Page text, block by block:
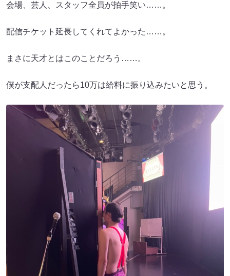
会場、芸人、スタッフ全員が拍手笑い……。
配信チケット延長してくれてよかった……。
まさに天才とはこのことだろう……。
僕が支配人だったら10万は給料に振り込みたいと思う。